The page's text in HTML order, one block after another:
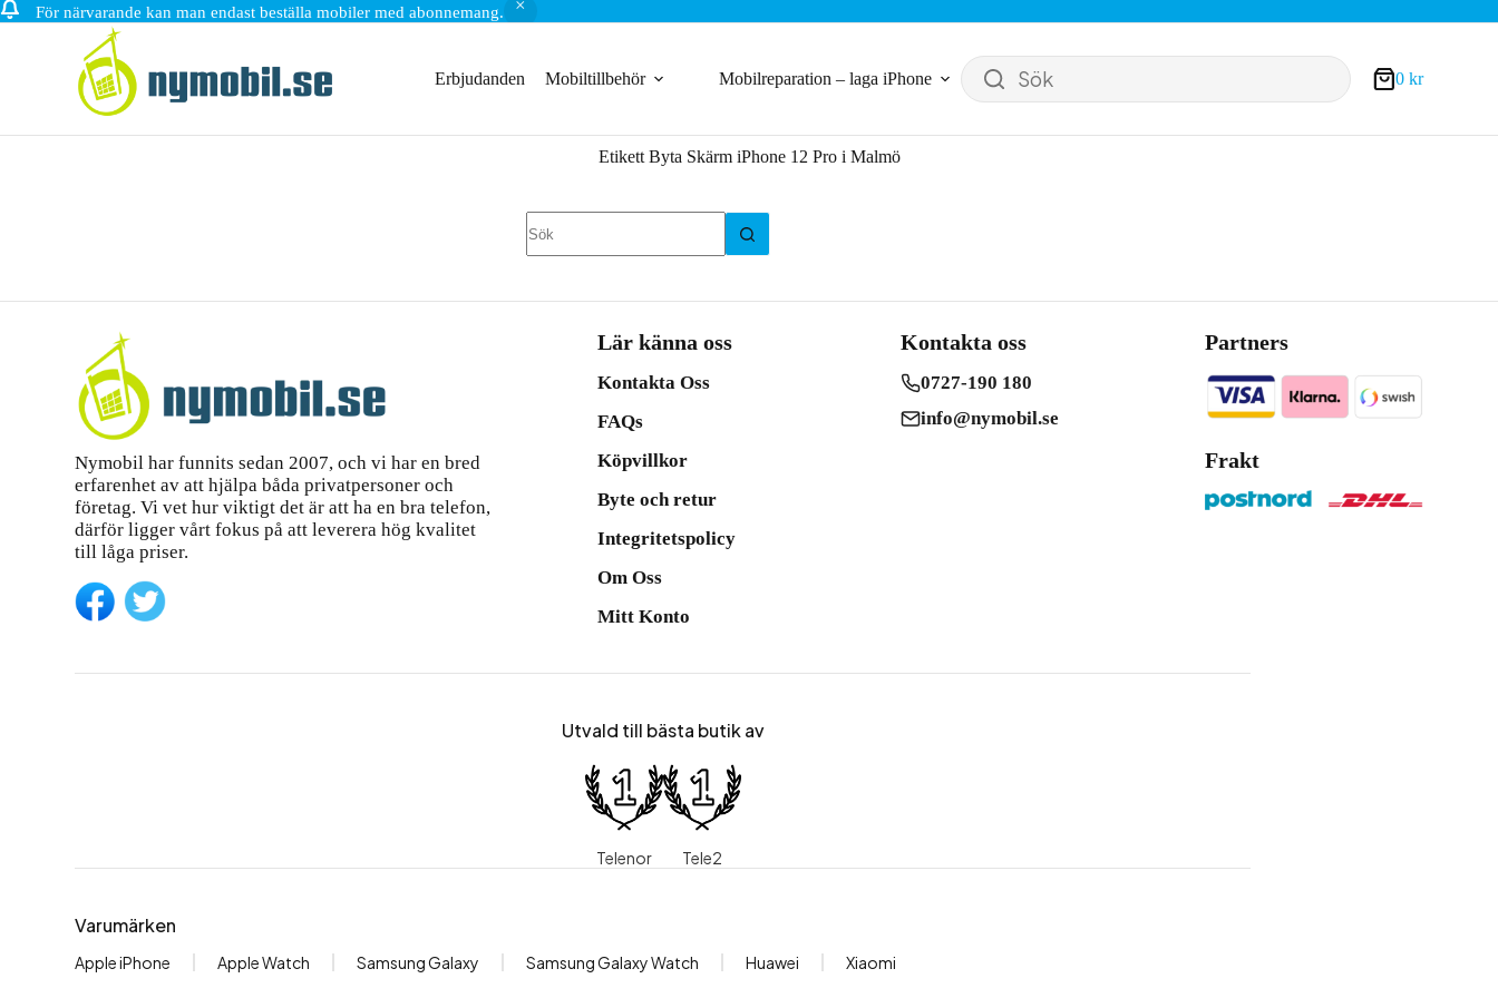
För närvarande kan man endast beställa mobiler med abonnemang.
Erbjudanden Mobiltillbehör Mobilreparation – laga iPhone Sök Varukorg
0 kr
EtikettByta Skärm iPhone 12 Pro i Malmö
resultat
Nymobil har funnits sedan 2007, och vi har en bred
erfarenhet av att hjälpa båda privatpersoner och
företag. Vi vet hur viktigt det är att ha en bra telefon,
därför ligger vårt fokus på att leverera hög kvalitet
till låga priser.
Lär känna oss
Kontakta Oss
FAQs
Köpvillkor
Byte och retur
Integritetspolicy
Om Oss
Mitt Konto
Kontakta oss
0727-190 180
info@nymobil.se
Partners
Frakt
Utvald till bästa butik av
Telenor Tele2
Varumärken
Apple iPhone Apple Watch Samsung Galaxy Samsung Galaxy Watch Huawei Xiaomi